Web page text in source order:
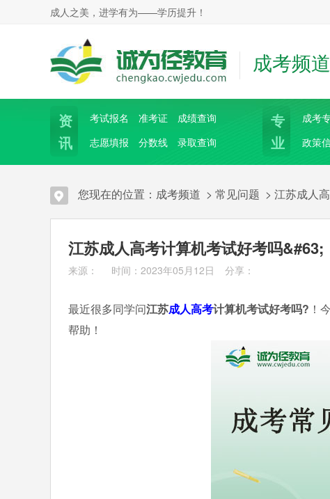
成人之美，进学有为——学历提升！
成考频道
资
讯
考试报名 准考证
成绩查询
志愿填报
分数线 录取查询
专
业
成考
政策
您现在的位置： 成考频道 > 常见问题 > 江苏成人
江苏成人高考计算机考试好考吗&#63;
来源： 时间：2023年05月12日 分享：
最近很多同学问江苏成人高考计算机考试好考吗? ！
帮助！